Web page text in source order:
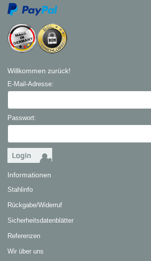
Willkommen zurück!
E-Mail-Adresse:
Passwort:
Informationen
Stahlinfo
Rückgabe/Widerruf
Sicherheitsdatenblätter
Referenzen
Wir über uns